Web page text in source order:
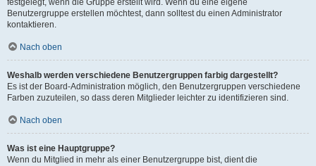
festgelegt, wenn die Gruppe erstellt wird. Wenn du eine eigene
Benutzergruppe erstellen möchtest, dann solltest du einen Administrator
kontaktieren.
Nach oben
Weshalb werden verschiedene Benutzergruppen farbig dargestellt?
Es ist der Board-Administration möglich, den Benutzergruppen verschiedene
Farben zuzuteilen, so dass deren Mitglieder leichter zu identifizieren sind.
Nach oben
Was ist eine Hauptgruppe?
Wenn du Mitglied in mehr als einer Benutzergruppe bist, dient die